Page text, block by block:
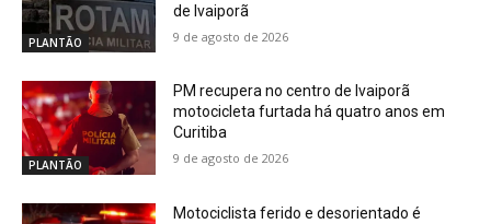
PLANTÃO
de Ivaiporã
9 de agosto de 2026
PLANTÃO
PM recupera no centro de Ivaiporã
motocicleta furtada há quatro anos em
Curitiba
9 de agosto de 2026
Motociclista ferido e desorientado é